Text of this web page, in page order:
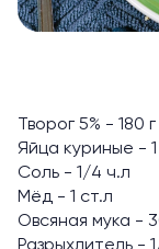
Творог 5% - 180 г
Яйца куриные -
Соль - 1/4 ч.л
Мёд - 1 ст.л
Овсяная мука -